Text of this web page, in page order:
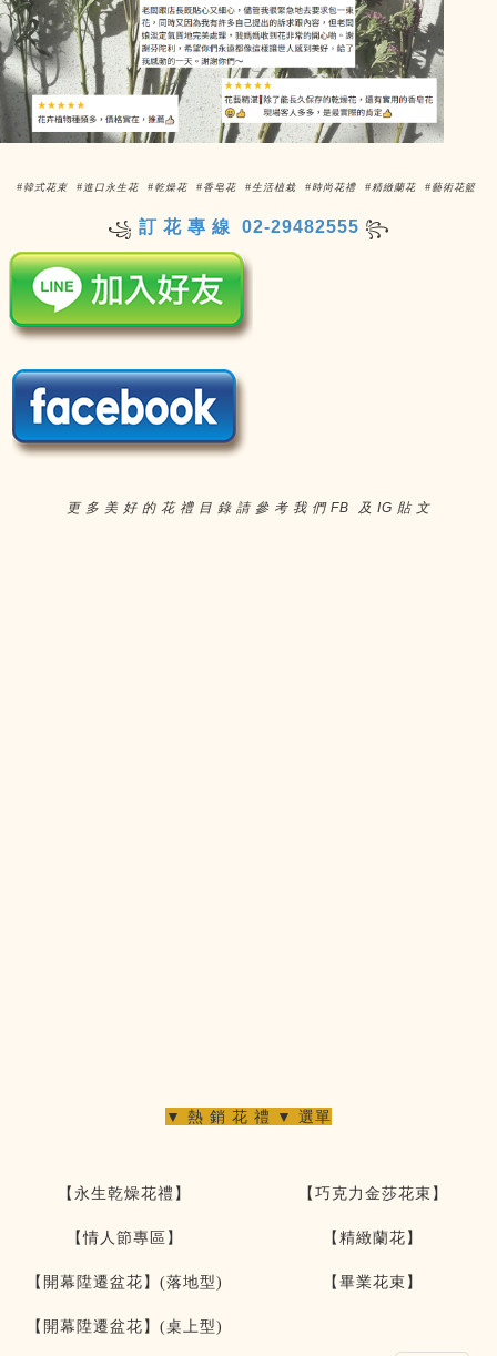
#韓式花束 #進口永生花 #乾燥花 #香皂花 #生活植栽 #時尚花禮 #精緻蘭花 #藝術花籃
꧁ 訂 花 專 線 02-29482555 ꧂
更 多 美 好 的 花 禮 目 錄 請 參 考 我 們 FB 及 IG 貼 文
▼ 熱 銷 花 禮 ▼ 選單
【永生乾燥花禮】 【巧克力金莎花束】
【情人節專區】 【精緻蘭花】
【開幕陞遷盆花】(落地型) 【畢業花束】
【開幕陞遷盆花】(桌上型)